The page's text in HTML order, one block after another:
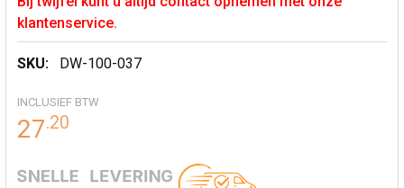
klantenservice.
SKU: DW-100-037
INCLUSIEF BTW
27.20